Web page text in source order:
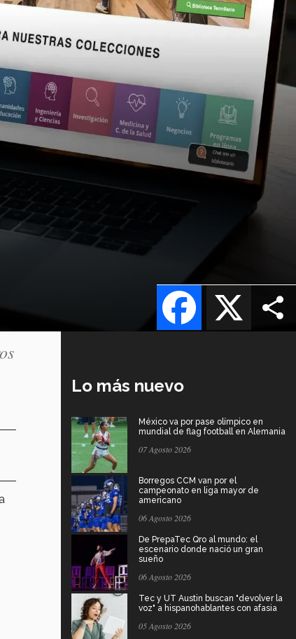
X
Facebook
Lo más nuevo
México va por pase olímpico en
mundial de flag football en Alemania
07 Agosto 2026
Borregos CCM van por el
campeonato en liga mayor de
americano
06 Agosto 2026
De PrepaTec Qro al mundo: el
escenario donde nació un gran
sueño
06 Agosto 2026
Tec y UT Austin buscan "devolver la
voz" a hispanohablantes con afasia
05 Agosto 2026